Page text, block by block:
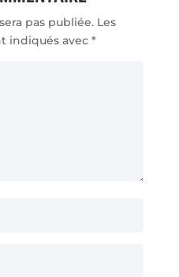
pas publiée. Les
indiqués avec *